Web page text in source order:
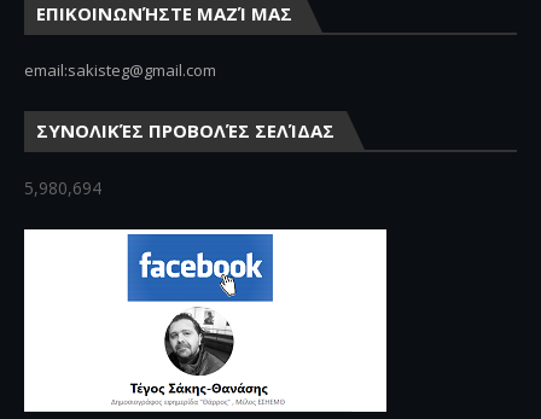
ΕΠΙΚΟΙΝΩΝΉΣΤΕ ΜΑΖΊ ΜΑΣ
email:sakisteg@gmail.com
ΣΥΝΟΛΙΚΈΣ ΠΡΟΒΟΛΈΣ ΣΕΛΊΔΑΣ
5,980,694